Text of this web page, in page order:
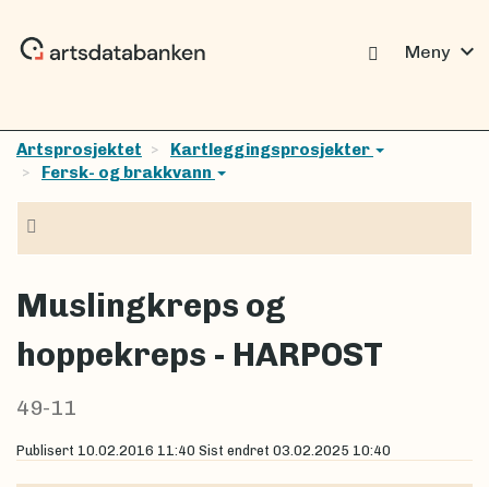
Meny expand_more
Artsprosjektet
Kartleggingsprosjekter
Fersk- og brakkvann
Muslingkreps og
hoppekreps - HARPOST
49-11
Publisert 10.02.2016 11:40 Sist endret 03.02.2025 10:40